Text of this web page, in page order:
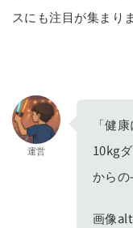
スにも注目が集まり
運営
「健
10kg
からの
画像